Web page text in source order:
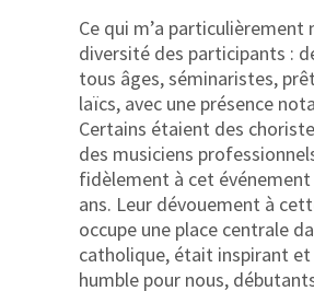
Ce qui m’a particulièrement
diversité des participants :
tous âges, séminaristes,
laïcs, avec une présence
Certains étaient des
des musiciens
fidèlement à cet événement
ans. Leur dévouement à
occupe une place centrale
catholique, était inspirant
humble pour nous,